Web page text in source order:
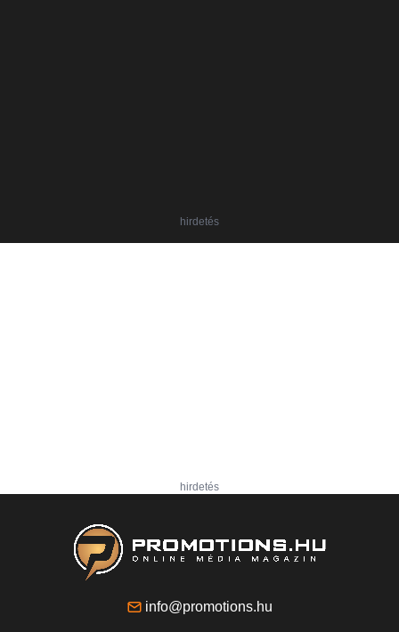
hirdetés
hirdetés
info@promotions.hu